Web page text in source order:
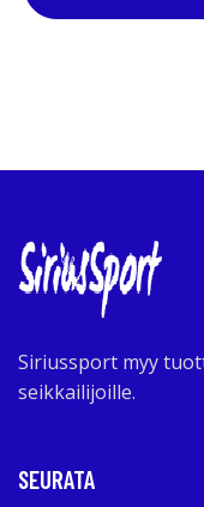
Siriussport myy
seikkailijoille.
SEURATA